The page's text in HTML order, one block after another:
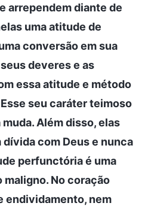
arrependem diante de
uma atitude de
conversão em sua
deveres e as
essa atitude e método
seu caráter teimoso
Além disso, elas
com Deus e nunca
perfunctória é uma
maligno. No coração
endividamento, nem